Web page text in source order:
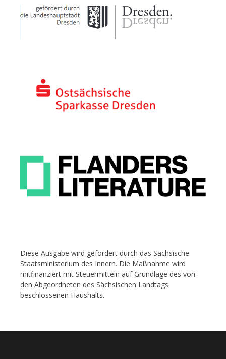
Diese Ausgabe wird gefördert durch das Sächsische
Staatsministerium des Innern. Die Maßnahme wird
mitfinanziert mit Steuermitteln auf Grundlage des von
den Abgeordneten des Sächsischen Landtags
beschlossenen Haushalts.